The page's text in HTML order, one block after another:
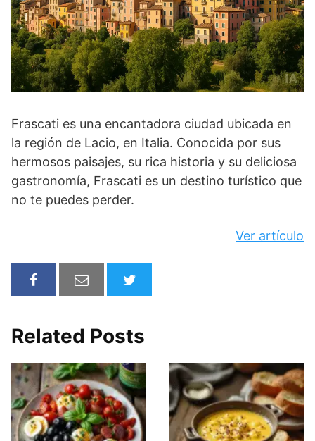
Frascati es una encantadora ciudad ubicada en
la región de Lacio, en Italia. Conocida por sus
hermosos paisajes, su rica historia y su deliciosa
gastronomía, Frascati es un destino turístico que
no te puedes perder.
Ver artículo
Related Posts